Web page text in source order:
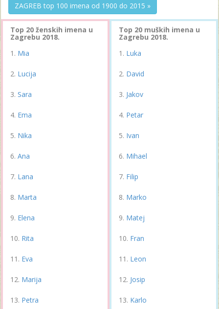
ZAGREB top 100 imena od 1900 do 2015 »
Top 20 ženskih imena u
Zagrebu 2018.
Mia
Lucija
Sara
Ema
Nika
Ana
Lana
Marta
Elena
Rita
Eva
Marija
Petra
Top 20 muških imena u
Zagrebu 2018.
Luka
David
Jakov
Petar
Ivan
Mihael
Filip
Marko
Matej
Fran
Leon
Josip
Karlo